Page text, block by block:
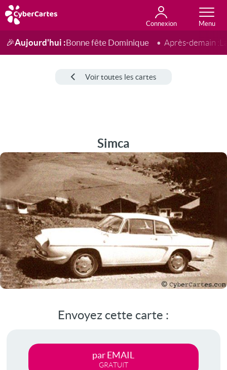
Connexion
Anniversaire
Fête du jour
Amour
Amitié
Merci
Toutes les cartes
🎉Aujourd'hui :Bonne fête Dominique Après-demain :
Voir toutes les cartes
Simca
Envoyez cette carte :
par EMAIL
GRATUIT